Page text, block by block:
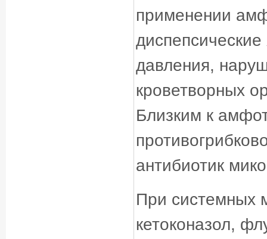
применении
давления,
кроветворных
Близким к
антибиотик
При системных
кетоконазол,